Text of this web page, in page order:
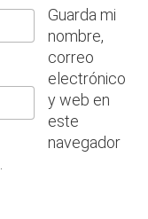
Guarda mi
nombre,
correo
electrónico
y web en
este
navegador